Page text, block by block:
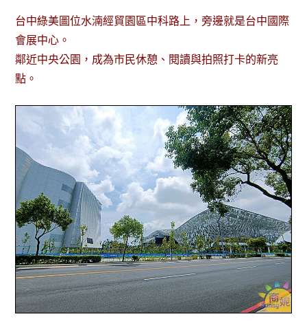
台中綠美圖位水湳經貿園區中科路上，旁邊就是台中國際
會展中心。
鄰近中央公園，成為市民休憩、閱讀與拍照打卡的新亮
點。